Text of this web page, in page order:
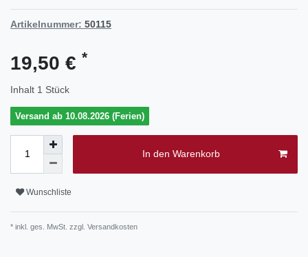
Artikelnummer: 50115
19,50 € *
Inhalt 1 Stück
Versand ab 10.08.2026 (Ferien)
In den Warenkorb
Wunschliste
* inkl. ges. MwSt. zzgl. Versandkosten